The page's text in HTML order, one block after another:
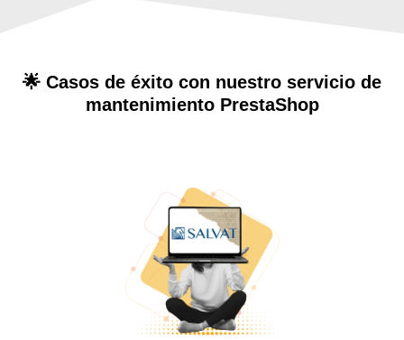
🌟 Casos de éxito con nuestro servicio de
mantenimiento PrestaShop